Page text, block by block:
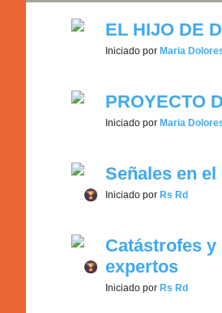
EL HIJO DE
Iniciado por Maria
PROYECTO
Iniciado por Maria
Señales en
Iniciado por Rs Rd
Catástrofes
expertos
Iniciado por Rs Rd